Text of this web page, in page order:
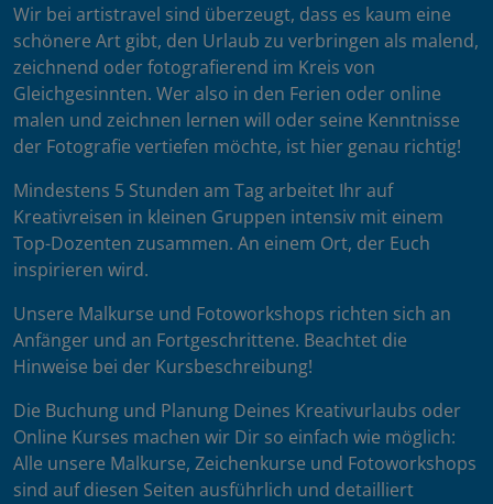
Wir bei artistravel sind überzeugt, dass es kaum eine
schönere Art gibt, den Urlaub zu verbringen als malend,
zeichnend oder fotografierend im Kreis von
Gleichgesinnten. Wer also in den Ferien oder online
malen und zeichnen lernen will oder seine Kenntnisse
der Fotografie vertiefen möchte, ist hier genau richtig!
Mindestens 5 Stunden am Tag arbeitet Ihr auf
Kreativreisen in kleinen Gruppen intensiv mit einem
Top-Dozenten zusammen. An einem Ort, der Euch
inspirieren wird.
Unsere Malkurse und Fotoworkshops richten sich an
Anfänger und an Fortgeschrittene. Beachtet die
Hinweise bei der Kursbeschreibung!
Die Buchung und Planung Deines Kreativurlaubs oder
Online Kurses machen wir Dir so einfach wie möglich:
Alle unsere Malkurse, Zeichenkurse und Fotoworkshops
sind auf diesen Seiten ausführlich und detailliert